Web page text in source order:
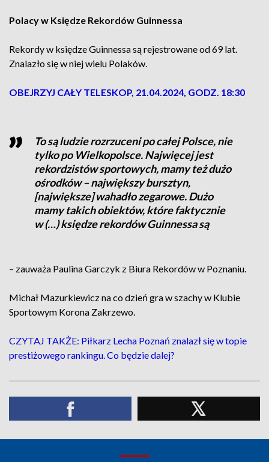
Polacy w Księdze Rekordów Guinnessa
Rekordy w księdze Guinnessa są rejestrowane od 69 lat.
Znalazło się w niej wielu Polaków.
OBEJRZYJ CAŁY TELESKOP, 21.04.2024, GODZ. 18:30
To są ludzie rozrzuceni po całej Polsce, nie
tylko po Wielkopolsce. Najwięcej jest
rekordzistów sportowych, mamy też dużo
ośrodków – największy bursztyn,
[największe] wahadło zegarowe. Dużo
mamy takich obiektów, które faktycznie
w (…) księdze rekordów Guinnessa są
– zauważa Paulina Garczyk z Biura Rekordów w Poznaniu.
Michał Mazurkiewicz na co dzień gra w szachy w Klubie
Sportowym Korona Zakrzewo.
CZYTAJ TAKŻE: Piłkarz Lecha Poznań znalazł się w topie
prestiżowego rankingu. Co będzie dalej?